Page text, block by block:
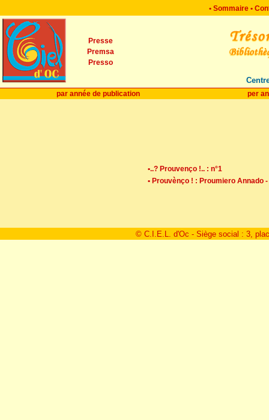
• Sommaire •
Presse
Premsa
Presso
par année de publication per
•..? Prouvenço !.. : n°1
• Prouvènço ! : Proumiero Annado
© C.I.E.L. d'Oc - Siège social : 3,